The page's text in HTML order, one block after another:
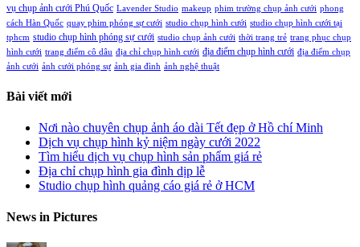
vụ chụp ảnh cưới Phú Quốc Lavender Studio makeup phim trường chụp ảnh cưới phong
cách Hàn Quốc quay phim phóng sự cưới studio chụp hình cưới studio chụp hình cưới tại
tphcm studio chụp hình phóng sự cưới studio chụp ảnh cưới thời trang trẻ trang phục chụp
hình cưới trang điểm cô dâu địa chỉ chụp hình cưới địa điểm chụp hình cưới địa điểm chụp
ảnh cưới ảnh cưới phóng sự ảnh gia đình ảnh nghệ thuật
Bài viết mới
Nơi nào chuyên chụp ảnh áo dài Tết đẹp ở Hồ chí Minh
Dịch vụ chụp hình kỷ niệm ngày cưới 2022
Tìm hiểu dịch vụ chụp hình sản phẩm giá rẻ
Địa chỉ chụp hình gia đình dịp lễ
Studio chụp hình quảng cáo giá rẻ ở HCM
News in Pictures